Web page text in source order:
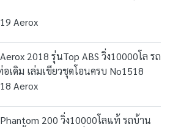
Aerox
Aerox 2018 รุ่นTop ABS วิ่ง10000โล รถ
เดิม เล่มเขียวชุดโอนครบ No1518
Aerox
Phantom 200 วิ่ง10000โลแท้ รถบ้าน